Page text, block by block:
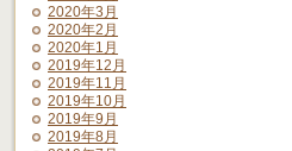
2020年3月
2020年2月
2020年1月
2019年12月
2019年11月
2019年10月
2019年9月
2019年8月